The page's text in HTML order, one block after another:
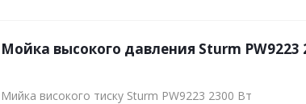
Мойка высокого давления Sturm PW9223
Мийка високого тиску Sturm PW9223 2300 Вт